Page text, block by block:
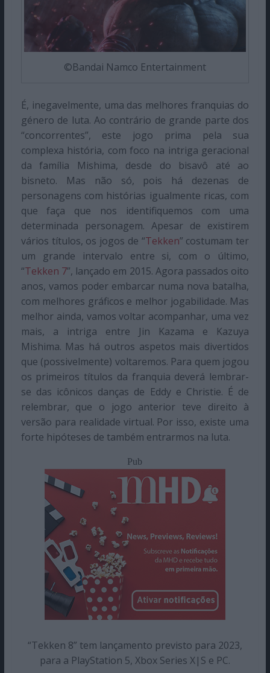
©Bandai Namco Entertainment
É, inegavelmente, uma das melhores franquias do
género de luta. Ao contrário de grande parte dos
“concorrentes”, este jogo prima pela sua
complexa história, com foco na intriga geracional
da família Mishima, desde do bisavô até ao
bisneto. Mas não só, pois há dezenas de
personagens com histórias igualmente ricas, com
que faça que nos identifiquemos com uma
determinada personagem. Apesar de existirem
vários títulos, os jogos de “Tekken” costumam ter
um grande intervalo entre si, com o último,
“Tekken 7”, lançado em 2015. Agora passados oito
anos, vamos poder embarcar numa nova batalha,
com melhores gráficos e melhor jogabilidade. Mas
melhor ainda, vamos voltar acompanhar, uma vez
mais, a intriga entre Jin Kazama e Kazuya
Mishima. Mas há outros aspetos mais divertidos
que (possivelmente) voltaremos. Para quem jogou
os primeiros títulos da franquia deverá lembrar-
se das icônicos danças de Eddy e Christie. É de
relembrar, que o jogo anterior teve direito à
versão para realidade virtual. Por isso, existe uma
forte hipóteses de também entrarmos na luta.
Pub
“Tekken 8” tem lançamento previsto para 2023,
para a PlayStation 5, Xbox Series X|S e PC.